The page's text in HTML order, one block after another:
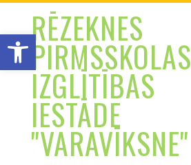
Open toolbar
Skip
contentRĒZEKNES
PIRMSSKOLAS
IZGLĪTĪBAS
IESTĀDE
"VARAVĪKSNE"